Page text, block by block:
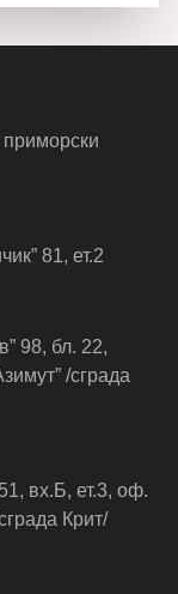
81, ет.2
98, бл. 22,
/сграда
вх.Б, ет.3, оф.
Крит/